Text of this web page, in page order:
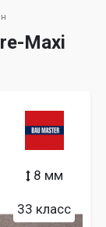
Maxi
8 мм
33 класс